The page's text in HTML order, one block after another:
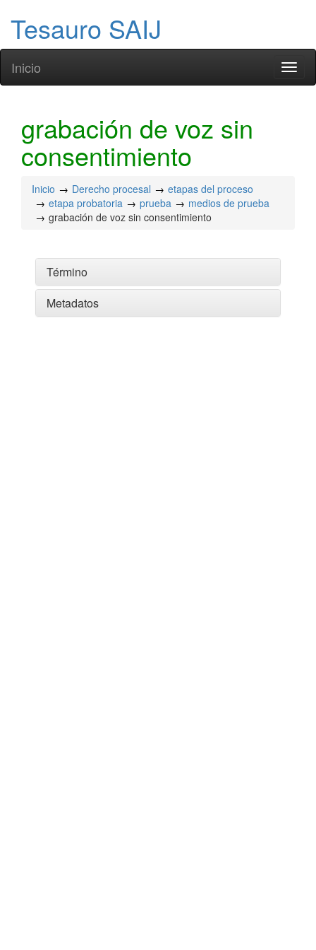
Tesauro SAIJ
Inicio
grabación de voz sin
consentimiento
Inicio Derecho procesal
etapas del proceso
etapa probatoria
prueba
medios de prueba
grabación de voz sin consentimiento
Término
Metadatos